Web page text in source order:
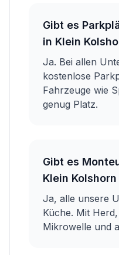
Gibt es
in Klein
Ja. Bei allen
kostenlose
Fahrzeuge wie
genug Platz.
Gibt es
Klein
Ja, alle unsere
Küche. Mit
Mikrowelle und